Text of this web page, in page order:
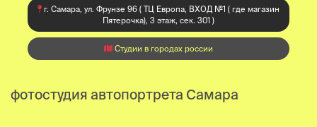
г. Самара, ул. Фрунзе 96 ( ТЦ Европа, ВХОД №1 ( где магазин
Пятерочка), 3 этаж, сек. 301 )
Студии в городах россии
фотостудия автопортрета Самара